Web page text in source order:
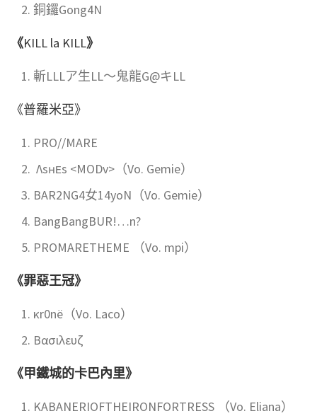
銅鑼Gong4N
《KILL la KILL》
斬LLLア生LL～鬼龍G@キLL
《普羅米亞》
PRO//MARE
Λsʜᴇs <MODv>（Vo. Gemie）
BAR2NG4女14yoN（Vo. Gemie）
BangBangBUR!…n?
PROMARETHEME （Vo. mpi）
《罪惡王冠》
κr0nё（Vo. Laco）
Βασιλευζ
《甲鐵城的卡巴內里》
KABANERIOFTHEIRONFORTRESS （Vo. Eliana）